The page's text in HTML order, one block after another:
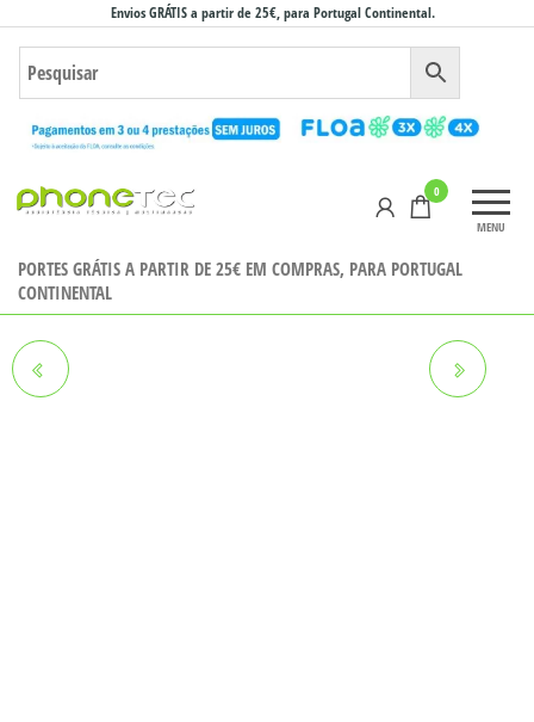
para
conteúdo
Envios GRÁTIS a partir de 25€, para Portugal Continental.
Online
MENU
0
PORTES GRÁTIS A PARTIR DE 25€ EM COMPRAS, PARA PORTUGAL
CONTINENTAL